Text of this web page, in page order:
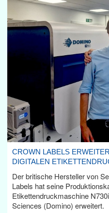
CROWN LABELS
DIGITALEN
Der britische Hersteller von
Labels hat seine
Etikettendruckmaschine
Sciences (Domino) erweitert.